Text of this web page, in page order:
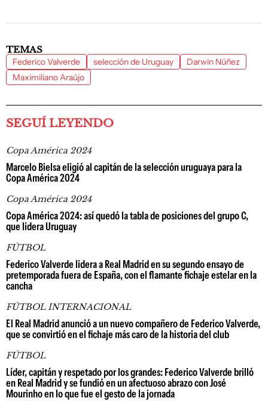
TEMAS
Federico Valverde selección de Uruguay
Darwin Núñez
Maximiliano Araújo
SEGUÍ LEYENDO
Copa América 2024
Marcelo Bielsa eligió al capitán de la selección uruguaya para la
Copa América 2024
Copa América 2024
Copa América 2024: así quedó la tabla de posiciones del grupo C,
que lidera Uruguay
FÚTBOL
Federico Valverde lidera a Real Madrid en su segundo ensayo de
pretemporada fuera de España, con el flamante fichaje estelar en la
cancha
FÚTBOL INTERNACIONAL
El Real Madrid anunció a un nuevo compañero de Federico Valverde,
que se convirtió en el fichaje más caro de la historia del club
FÚTBOL
Líder, capitán y respetado por los grandes: Federico Valverde brilló
en Real Madrid y se fundió en un afectuoso abrazo con José
Mourinho en lo que fue el gesto de la jornada